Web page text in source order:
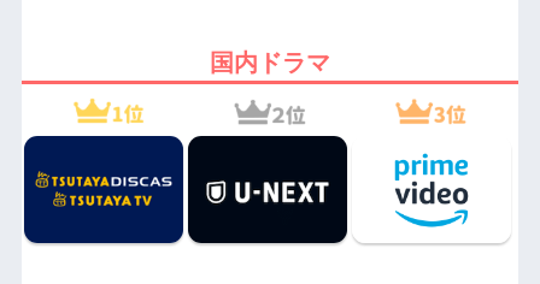
国内ドラマ